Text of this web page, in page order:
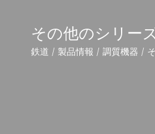
その他のシリー
鉄道 / 製品情報 / 調質機器 /